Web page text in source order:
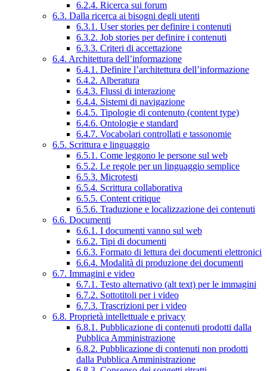
6.2.4. Ricerca sui forum
6.3. Dalla ricerca ai bisogni degli utenti
6.3.1. User stories per definire i contenuti
6.3.2. Job stories per definire i contenuti
6.3.3. Criteri di accettazione
6.4. Architettura dell’informazione
6.4.1. Definire l’architettura dell’informazione
6.4.2. Alberatura
6.4.3. Flussi di interazione
6.4.4. Sistemi di navigazione
6.4.5. Tipologie di contenuto (content type)
6.4.6. Ontologie e standard
6.4.7. Vocabolari controllati e tassonomie
6.5. Scrittura e linguaggio
6.5.1. Come leggono le persone sul web
6.5.2. Le regole per un linguaggio semplice
6.5.3. Microtesti
6.5.4. Scrittura collaborativa
6.5.5. Content critique
6.5.6. Traduzione e localizzazione dei contenuti
6.6. Documenti
6.6.1. I documenti vanno sul web
6.6.2. Tipi di documenti
6.6.3. Formato di lettura dei documenti elettronici
6.6.4. Modalità di produzione dei documenti
6.7. Immagini e video
6.7.1. Testo alternativo (alt text) per le immagini
6.7.2. Sottotitoli per i video
6.7.3. Trascrizioni per i video
6.8. Proprietà intellettuale e privacy
6.8.1. Pubblicazione di contenuti prodotti dalla
Pubblica Amministrazione
6.8.2. Pubblicazione di contenuti non prodotti
dalla Pubblica Amministrazione